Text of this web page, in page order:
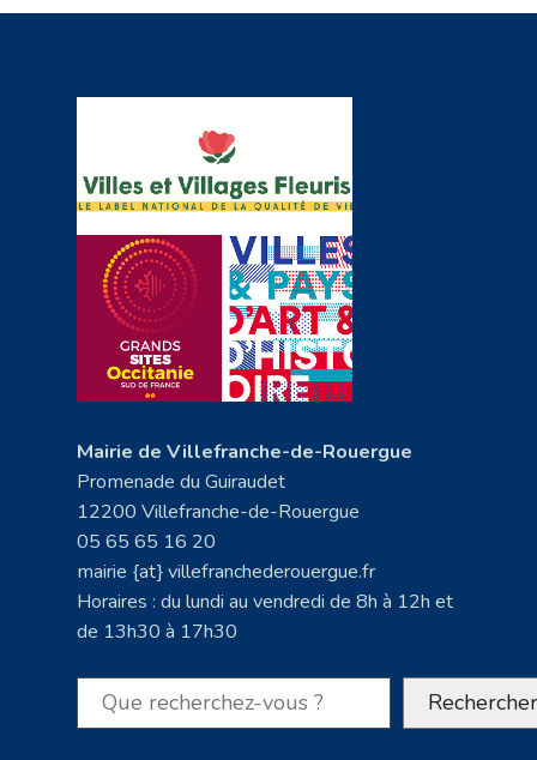
Mairie de Villefranche-de-Rouergue
Promenade du Guiraudet
12200 Villefranche-de-Rouergue
05 65 65 16 20
mairie {at} villefranchederouergue.fr
Horaires : du lundi au vendredi de 8h à 12h et
de 13h30 à 17h30
Rechercher Rechercher